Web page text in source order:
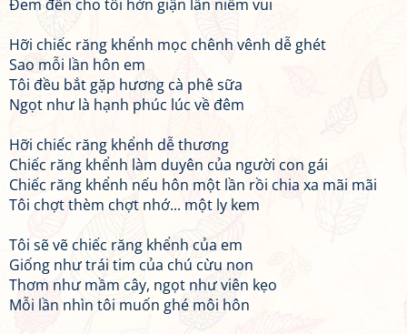
Đem đến cho tôi hờn giận lẫn niềm vui
Hỡi chiếc răng khểnh mọc chênh vênh dễ ghét
Sao mỗi lần hôn em
Tôi đều bắt gặp hương cà phê sữa
Ngọt như là hạnh phúc lúc về đêm
Hỡi chiếc răng khểnh dễ thương
Chiếc răng khểnh làm duyên của người con gái
Chiếc răng khểnh nếu hôn một lần rồi chia xa mãi mãi
Tôi chợt thèm chợt nhớ... một ly kem
Tôi sẽ vẽ chiếc răng khểnh của em
Giống như trái tim của chú cừu non
Thơm như mầm cây, ngọt như viên kẹo
Mỗi lần nhìn tôi muốn ghé môi hôn